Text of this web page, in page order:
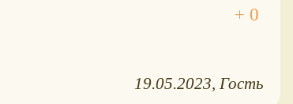
19.05.2023 Гость